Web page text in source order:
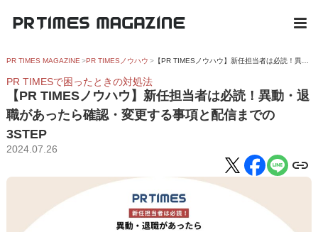
PR TIMES MAGAZINE PR TIMESノウハウ 【PR TIMESノウハウ】新任担当者は必読！異動・退職があったら確認・変更する事項と配信までの3STEP
PR TIMESで困ったときの対処法
【PR TIMESノウハウ】新任担当者は必読！異動・退
職があったら確認・変更する事項と配信までの
3STEP
2024.07.26